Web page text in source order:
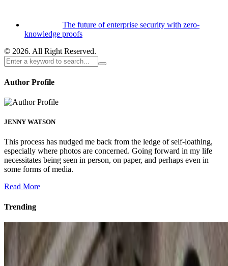
The future of enterprise security with zero-
knowledge proofs
© 2026. All Right Reserved.
Author Profile
JENNY WATSON
This process has nudged me back from the ledge of self-loathing,
especially where photos are concerned. Going forward in my life
necessitates being seen in person, on paper, and perhaps even in
some forms of media.
Read More
Trending